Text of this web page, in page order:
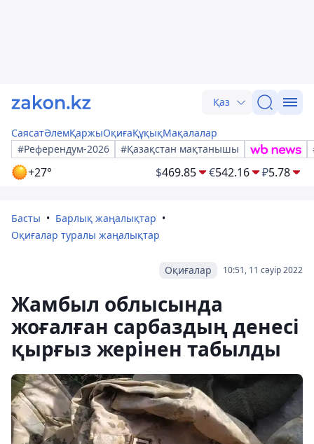
Қаз
СаясатӘлемҚаржыОқиғаҚұқықМақалалар
#Референдум-2026
#Қазақстан мақтанышы
+27° $469.85 €542.16 ₽5.78
Басты
Барлық жаңалықтар
Оқиғалар туралы жаңалықтар
10:51, 11 сәуір 2022
Оқиғалар
Жамбыл облысында
жоғалған сарбаздың денесі
қырғыз жерінен табылды